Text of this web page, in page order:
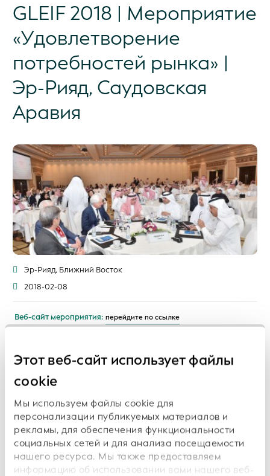
Этот веб-сайт использует файлы
cookie
Мы используем файлы cookie для
персонализации публикуемых материалов и
рекламы, для обеспечения функциональности
социальных сетей и для анализа посещаемости
нашего ресурса. Мы также предоставляем
информацию об использовании вами нашего веб-
GLEIF 2018 | Мероприятие
«Удовлетворение
потребностей рынка» |
Эр-Рияд, Саудовская
Аравия
Эр-Рияд, Ближний Восток
2018-02-08
Веб-сайт мероприятия: перейдите по ссылке
получивший название «Удовлетворение потребностей рынка» и
Саудовской Аравии (SAMA) Его Превосходительства Салеха
директоров SIMAH г-на Саида Альгамди и официальных
представителей компаний из банковской, финансовой,
инвестиционной и страховой отраслей.
Для получения дополнительной информации см. «Программу
мероприятия "Удовлетворение потребностей рынка" в Эр-Рияде